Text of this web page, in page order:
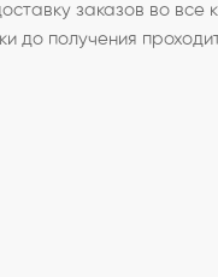
заказов во все
до получения